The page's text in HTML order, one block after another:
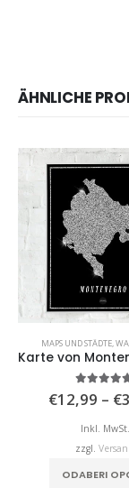
ÄHNLICHE
MAPS UND STÄDTE,
5.00
€12,99 – €
Inkl. MwSt.
zzgl.
ODABERI